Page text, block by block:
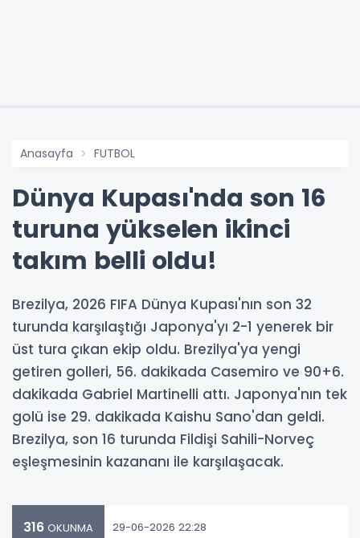
Anasayfa FUTBOL
Dünya Kupası'nda son 16
turuna yükselen ikinci
takım belli oldu!
Brezilya, 2026 FIFA Dünya Kupası'nın son 32
turunda karşılaştığı Japonya'yı 2-1 yenerek bir
üst tura çıkan ekip oldu. Brezilya'ya yengi
getiren golleri, 56. dakikada Casemiro ve 90+6.
dakikada Gabriel Martinelli attı. Japonya'nın tek
golü ise 29. dakikada Kaishu Sano'dan geldi.
Brezilya, son 16 turunda Fildişi Sahili-Norveç
eşleşmesinin kazananı ile karşılaşacak.
316 OKUNMA 29-06-2026 22:28